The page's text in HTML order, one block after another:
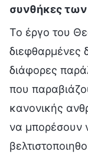
συνθήκες
Το έργο του
διεφθαρμένες
διάφορες
που
κανονικής
να μπορέσουν